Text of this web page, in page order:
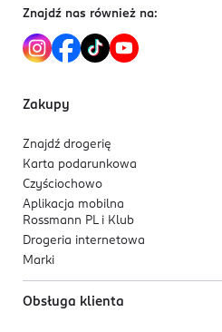
Znajdź nas również na:
Zakupy
Znajdź drogerię
Karta podarunkowa
Czyściochowo
Aplikacja mobilna
Rossmann PL i Klub
Drogeria internetowa
Marki
Obsługa klienta